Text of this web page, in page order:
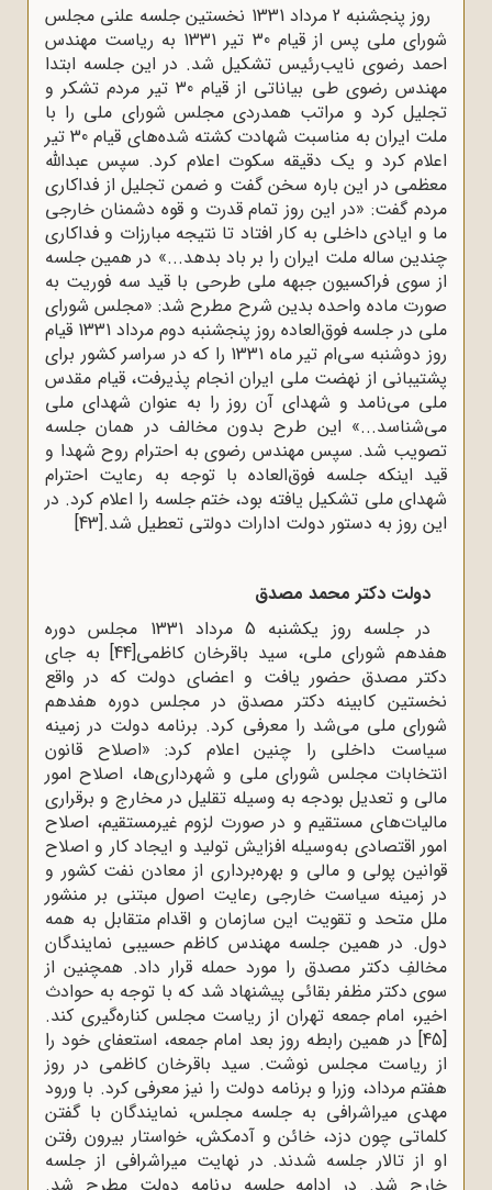
روز پنجشنبه 2 مرداد 1331 نخستین جلسه علنی مجلس
شورای ملی پس از قیام 30 تیر 1331 به ریاست مهندس
احمد رضوی نایب‌رئیس تشکیل شد. در این جلسه ابتدا
مهندس رضوی طی بیاناتی از قیام 30 تیر مردم تشکر و
تجلیل کرد و مراتب همدردی مجلس شورای ملی را با
ملت ایران به مناسبت شهادت کشته شده‌های قیام 30 تیر
اعلام کرد و یک دقیقه سکوت اعلام کرد. سپس عبدالله
معظمی در این باره سخن گفت و ضمن تجلیل از فداکاری
مردم گفت: «در این روز تمام قدرت و قوه دشمنان خارجی
ما و ایادی داخلی به کار افتاد تا نتیجه مبارزات و فداکاری
چندین ساله ملت ایران را بر باد بدهد...» در همین جلسه
از سوی فراکسیون جبهه ملی طرحی با قید سه فوریت به
صورت ماده واحده بدین شرح مطرح شد: «مجلس شورای
ملی در جلسه فوق‌العاده روز پنجشنبه دوم مرداد 1331 قیام
روز دوشنبه سی‌ام تیر ماه 1331 را که در سراسر کشور برای
پشتیبانی از نهضت ملی ایران انجام پذیرفت، قیام مقدس
ملی می‌نامد و شهدای آن روز را به عنوان شهدای ملی
می‌شناسد...» این طرح بدون مخالف در همان جلسه
تصویب شد. سپس مهندس رضوی به احترام روح شهدا و
قید اینکه جلسه فوق‌العاده با توجه به رعایت احترام
شهدای ملی تشکیل یافته بود، ختم جلسه را اعلام کرد. در
این روز به دستور دولت ادارات دولتی تعطیل شد.[43]
دولت دکتر محمد مصدق
در جلسه روز یکشنبه 5 مرداد 1331 مجلس دوره
هفدهم شورای ملی، سید باقرخان کاظمی[44]
به جای
دکتر مصدق حضور یافت و اعضای دولت که در واقع
نخستین کابینه دکتر مصدق در مجلس دوره هفدهم
شورای ملی می‌‌شد را معرفی کرد. برنامه دولت در زمینه
سیاست داخلی را چنین اعلام کرد: «اصلاح قانون
انتخابات مجلس شورای ملی و شهرداری‌ها، اصلاح امور
مالی و تعدیل بودجه به وسیله تقلیل در مخارج و برقراری
مالیات‌های مستقیم و در صورت لزوم غیرمستقیم، اصلاح
امور اقتصادی به‌وسیله افزایش تولید و ایجاد کار و اصلاح
قوانین پولی و مالی و بهره‌برداری از معادن نفت کشور و
در زمینه سیاست خارجی رعایت اصول مبتنی بر منشور
ملل متحد و تقویت این سازمان و اقدام متقابل به همه
دول. در همین جلسه مهندس کاظم حسیبی نمایندگان
مخالفِ دکتر مصدق را مورد حمله قرار داد. همچنین از
سوی دکتر مظفر بقائی پیشنهاد شد که با توجه به حوادث
اخیر، امام جمعه تهران از ریاست مجلس کناره‌گیری کند.
[45]
در همین رابطه روز بعد امام جمعه، استعفای خود را
از ریاست مجلس نوشت. سید باقرخان کاظمی در روز
هفتم مرداد، وزرا و برنامه دولت را نیز معرفی کرد. با ورود
مهدی میراشرافی به جلسه مجلس، نمایندگان با گفتن
کلماتی چون دزد، خائن و آدمکش، خواستار بیرون رفتن
او از تالار جلسه شدند. در نهایت میراشرافی از جلسه